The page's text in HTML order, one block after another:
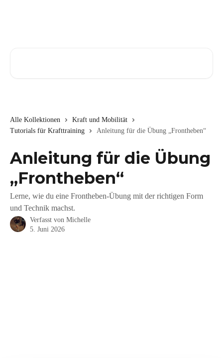
Alle Kollektionen
Kraft und Mobilität
Tutorials für Krafttraining
Anleitung für die Übung „Frontheben“
Anleitung für die Übung
„Frontheben“
Lerne, wie du eine Frontheben-Übung mit der richtigen Form
und Technik machst.
Verfasst von Michelle
5. Juni 2026